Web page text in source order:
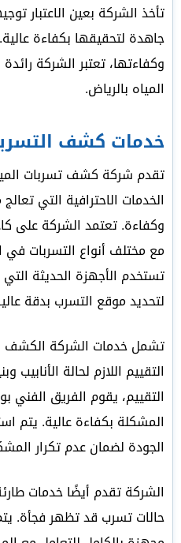
تأخذ الشركة بعين الاعتبار
جاهدة لتحقيقها بكفاءة
وكفاءتها، تعتبر الشركة
المياه بالرياض.
خدمات كشف
تقدم شركة كشف تسربات
الخدمات الاحترافية التي
وكفاءة. تعتمد الشركة على
مع مختلف أنواع التسربات في
تستخدم الأجهزة الحديثة
لتحديد موقع التسرب بدقة
تشمل خدمات الشركة الكشف
التقييم اللازم لحالة الأنابيب
التقييم، يقوم الفريق
المشكلة بكفاءة عالية. يتم
الجودة لضمان عدم تكرار
الشركة تقدم أيضًا خدمات
حالات تسرب قد تظهر فجأة.